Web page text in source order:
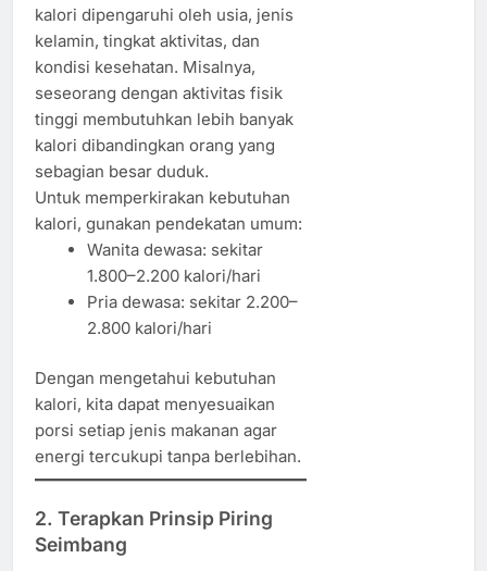
kalori dipengaruhi oleh usia, jenis
kelamin, tingkat aktivitas, dan
kondisi kesehatan. Misalnya,
seseorang dengan aktivitas fisik
tinggi membutuhkan lebih banyak
kalori dibandingkan orang yang
sebagian besar duduk.
Untuk memperkirakan kebutuhan
kalori, gunakan pendekatan umum:
Wanita dewasa: sekitar
1.800–2.200 kalori/hari
Pria dewasa: sekitar 2.200–
2.800 kalori/hari
Dengan mengetahui kebutuhan
kalori, kita dapat menyesuaikan
porsi setiap jenis makanan agar
energi tercukupi tanpa berlebihan.
2. Terapkan Prinsip Piring
Seimbang